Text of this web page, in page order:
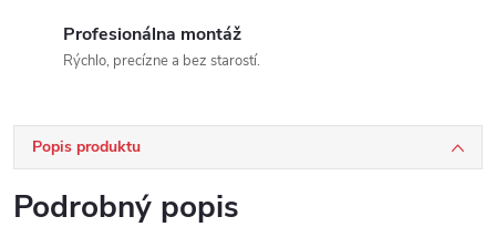
Profesionálna montáž
Rýchlo, precízne a bez starostí.
Popis produktu
Podrobný popis